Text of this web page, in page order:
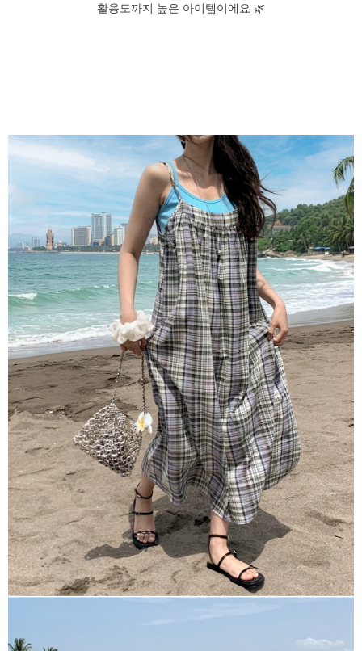
활용도까지 높은 아이템이에요 🌿